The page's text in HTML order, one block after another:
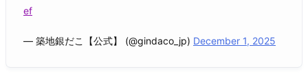
ef
— 築地銀だこ【公式】 (@gindaco_jp) December 1, 2025